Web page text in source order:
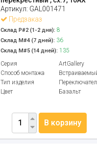
Артикул: GAL001471
Предзаказ
Склад Р#2 (1-2 дня): 8
Склад М#4 (7 дней): 36
Склад М#5 (14 дней): 135
Серия
ArtGallery
Способ монтажа
Тип изделия
Цвет
Базальт
В корзину